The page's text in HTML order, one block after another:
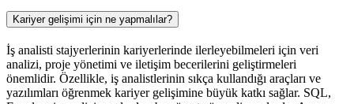
Kariyer gelişimi için ne yapmalılar?
İş analisti stajyerlerinin kariyerlerinde ilerleyebilmeleri için veri
analizi, proje yönetimi ve iletişim becerilerini geliştirmeleri
önemlidir. Özellikle, iş analistlerinin sıkça kullandığı araçları ve
yazılımları öğrenmek kariyer gelişimine büyük katkı sağlar. SQL,